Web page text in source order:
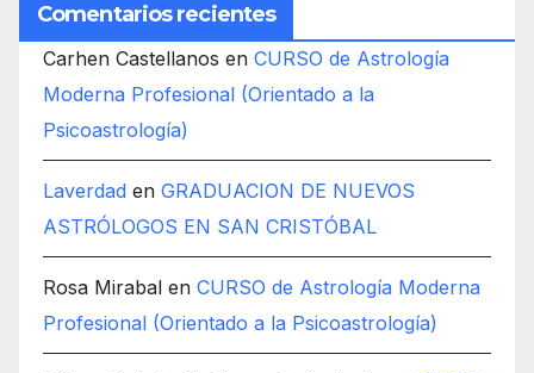
Comentarios recientes
Carhen Castellanos en CURSO de Astrología
Moderna Profesional (Orientado a la
Psicoastrología)
Laverdad en GRADUACION DE NUEVOS
ASTRÓLOGOS EN SAN CRISTÓBAL
Rosa Mirabal en CURSO de Astrología Moderna
Profesional (Orientado a la Psicoastrología)